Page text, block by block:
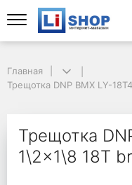
Главная
Трещотка DNP BMX LY-
Трещотка
1\2x1\8 18T